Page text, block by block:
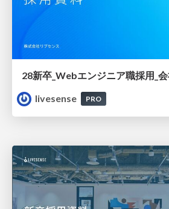
28新卒_Webエンジニア職採用_
livesense
PRO